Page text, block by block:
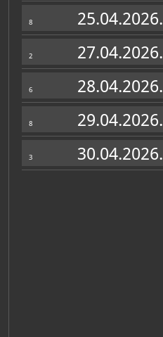
8 25.04.2026.
2 27.04.2026.
6 28.04.2026.
8 29.04.2026.
3 30.04.2026.